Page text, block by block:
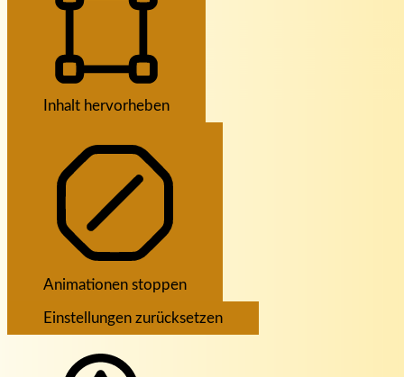
Inhalt hervorheben
Animationen stoppen
Einstellungen zurücksetzen